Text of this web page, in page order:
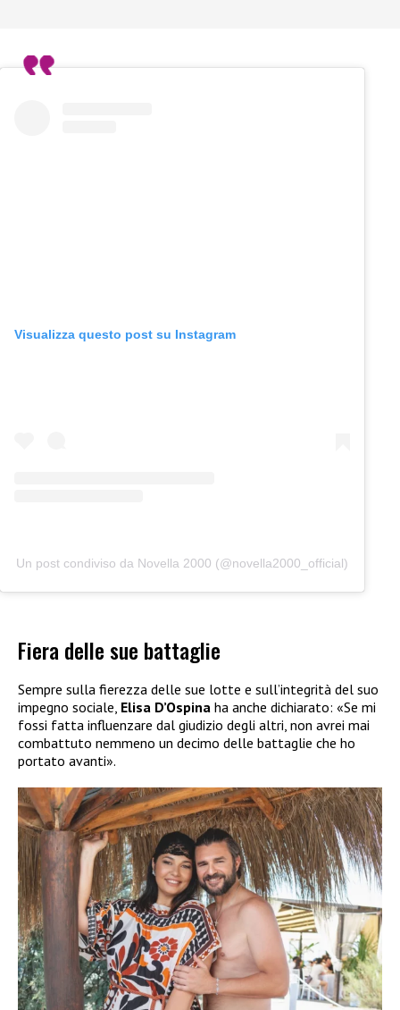
Visualizza questo post su Instagram
Un post condiviso da Novella 2000 (@novella2000_official)
Fiera delle sue battaglie
Sempre sulla fierezza delle sue lotte e sull’integrità del suo
impegno sociale, Elisa D’Ospina ha anche dichiarato: «Se mi
fossi fatta influenzare dal giudizio degli altri, non avrei mai
combattuto nemmeno un decimo delle battaglie che ho
portato avanti».